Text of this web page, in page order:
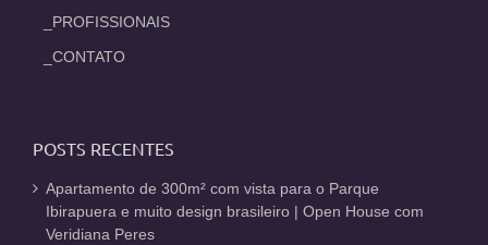
_PROFISSIONAIS
_CONTATO
POSTS RECENTES
Apartamento de 300m² com vista para o Parque
Ibirapuera e muito design brasileiro | Open House com
Veridiana Peres